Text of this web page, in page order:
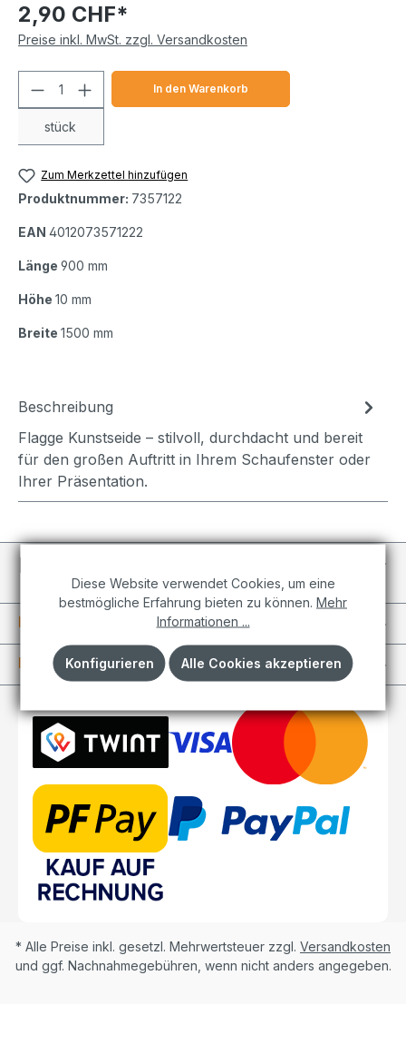
2,90 CHF*
Preise inkl. MwSt. zzgl. Versandkosten
Produkt Anzahl: Gib den
stück
In den Warenkorb
Zum Merkzettel hinzufügen
Produktnummer: 7357122
EAN 4012073571222
Länge 900 mm
Höhe 10 mm
Breite 1500 mm
Beschreibung
Flagge Kunstseide – stilvoll, durchdacht und bereit
für den großen Auftritt in Ihrem Schaufenster oder
Ihrer Präsentation.
Individuelle Projekte
Informationen
Kundenkonto
* Alle Preise inkl. gesetzl. Mehrwertsteuer zzgl. Versandkosten
und ggf. Nachnahmegebühren, wenn nicht anders angegeben.
Diese Website verwendet Cookies, um eine
bestmögliche Erfahrung bieten zu können. Mehr
Informationen ...
Konfigurieren Alle Cookies akzeptieren